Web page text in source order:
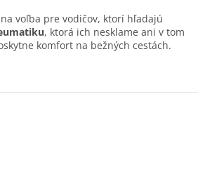
voľba pre vodičov, ktorí hľadajú
, ktorá ich nesklame ani v tom
komfort na bežných cestách.